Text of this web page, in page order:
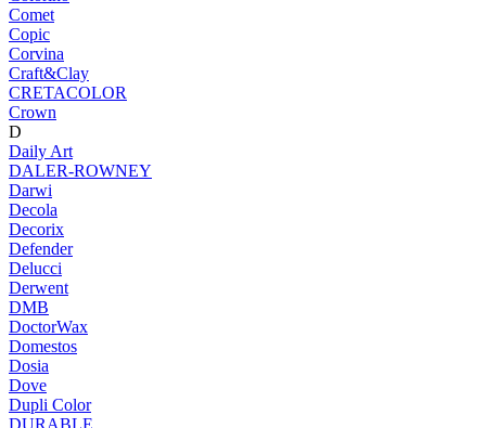
Comet
Copic
Corvina
Craft&Clay
CRETACOLOR
Crown
D
Daily Art
DALER-ROWNEY
Darwi
Decola
Decorix
Defender
Delucci
Derwent
DMB
DoctorWax
Domestos
Dosia
Dove
Dupli Color
DURABLE